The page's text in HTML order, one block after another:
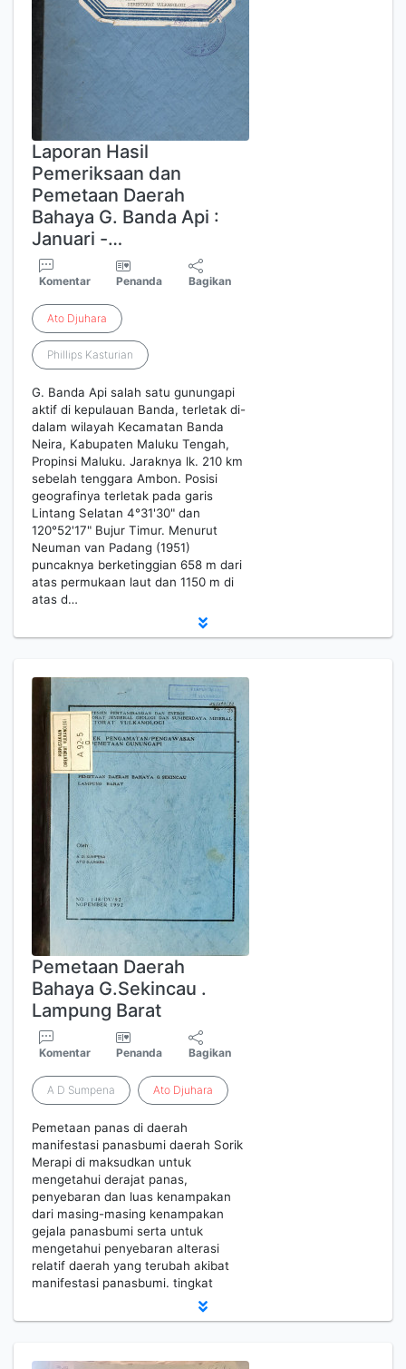
Laporan Hasil
Pemeriksaan dan
Pemetaan Daerah
Bahaya G. Banda Api :
Januari -…
Komentar Penanda Bagikan
Ato Djuhara
Phillips Kasturian
G. Banda Api salah satu gunungapi
aktif di kepulauan Banda, terletak di-
dalam wilayah Kecamatan Banda
Neira, Kabupaten Maluku Tengah,
Propinsi Maluku. Jaraknya lk. 210 km
sebelah tenggara Ambon. Posisi
geografinya terletak pada garis
Lintang Selatan 4°31'30" dan
120°52'17" Bujur Timur. Menurut
Neuman van Padang (1951)
puncaknya berketinggian 658 m dari
atas permukaan laut dan 1150 m di
atas d…
Pemetaan Daerah
Bahaya G.Sekincau .
Lampung Barat
Komentar Penanda Bagikan
A D Sumpena Ato Djuhara
Pemetaan panas di daerah
manifestasi panasbumi daerah Sorik
Merapi di maksudkan untuk
mengetahui derajat panas,
penyebaran dan luas kenampakan
dari masing-masing kenampakan
gejala panasbumi serta untuk
mengetahui penyebaran alterasi
relatif daerah yang terubah akibat
manifestasi panasbumi. tingkat